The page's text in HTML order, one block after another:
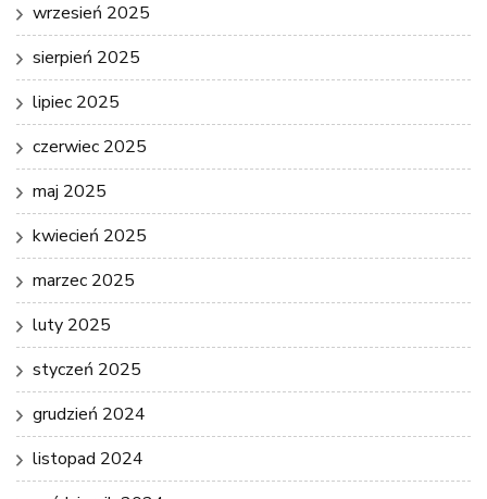
wrzesień 2025
sierpień 2025
lipiec 2025
czerwiec 2025
maj 2025
kwiecień 2025
marzec 2025
luty 2025
styczeń 2025
grudzień 2024
listopad 2024